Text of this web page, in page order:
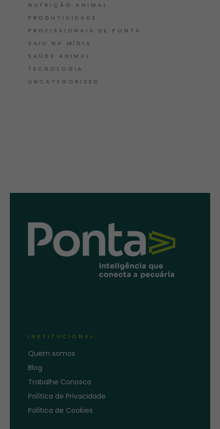
NUTRIÇÃO ANIMAL
PRODUTIVIDADE
PROFISSIONAIS DE PONTA
SAIU NA MÍDIA
SAÚDE ANIMAL
TECNOLOGIA
UNCATEGORIZED
INSTITUCIONAL
Quem somos
Blog
Trabalhe Conosco
Política de Privacidade
Política de Cookies